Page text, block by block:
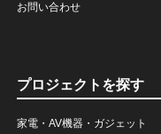
お問い合わせ
プロジェクトを探す
家電・AV機器・ガジェット